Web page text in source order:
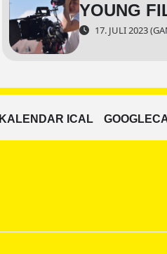
YOUNG
17. JULI 2023
KALENDAR ICAL